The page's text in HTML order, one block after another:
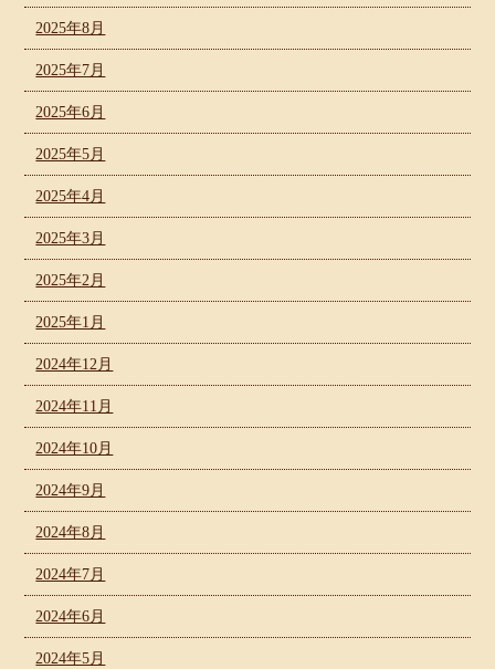
2025年8月
2025年7月
2025年6月
2025年5月
2025年4月
2025年3月
2025年2月
2025年1月
2024年12月
2024年11月
2024年10月
2024年9月
2024年8月
2024年7月
2024年6月
2024年5月